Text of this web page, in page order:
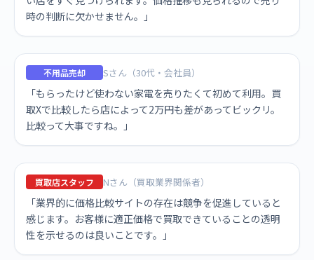
時の判断に欠かせません。」
不用品売却 Sさん（30代・会社員）
「もらったけど使わない家電を売りたくて初めて利用。買
取Xで比較したら店によって2万円も差があってビックリ。
比較って大事ですね。」
買取店スタッフ Nさん（買取業界関係者）
「業界的に価格比較サイトの存在は競争を促進していると
感じます。お客様に適正価格で買取できていることの透明
性を示せるのは良いことです。」